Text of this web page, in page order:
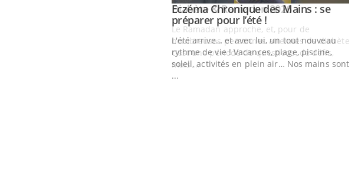
Youtube
Diabète & Ramadan 2026Youtube
Le Ramadan approche, et, pour de
nombreuses personnes atteintes de diabète,
c'est une période de questions, de défis,
mais ...